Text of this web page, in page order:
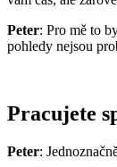
Peter: Pro mě to
pohledy nejsou
Pracujete
Peter: